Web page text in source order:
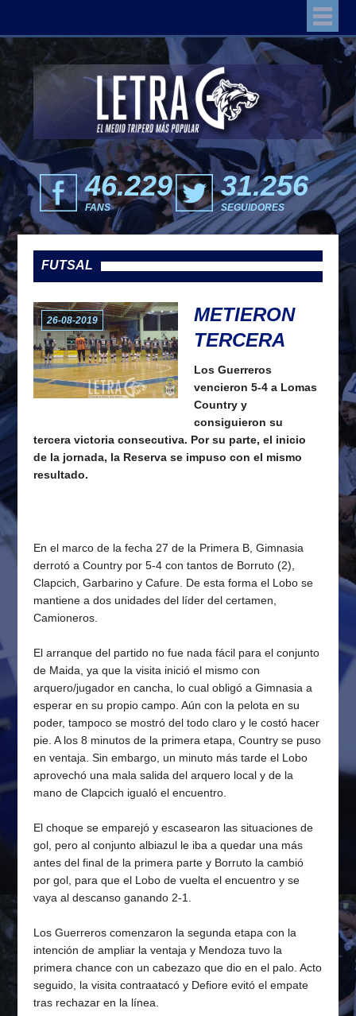
46.229
FANS
31.256
SEGUIDORES
FUTSAL
26-08-2019
METIERON
TERCERA
Los Guerreros
vencieron 5-4 a Lomas
Country y
consiguieron su
tercera victoria consecutiva. Por su parte, el inicio
de la jornada, la Reserva se impuso con el mismo
resultado.
En el marco de la fecha 27 de la Primera B, Gimnasia
derrotó a Country por 5-4 con tantos de Borruto (2),
Clapcich, Garbarino y Cafure. De esta forma el Lobo se
mantiene a dos unidades del líder del certamen,
Camioneros.
El arranque del partido no fue nada fácil para el conjunto
de Maida, ya que la visita inició el mismo con
arquero/jugador en cancha, lo cual obligó a Gimnasia a
esperar en su propio campo. Aún con la pelota en su
poder, tampoco se mostró del todo claro y le costó hacer
pie. A los 8 minutos de la primera etapa, Country se puso
en ventaja. Sin embargo, un minuto más tarde el Lobo
aprovechó una mala salida del arquero local y de la
mano de Clapcich igualó el encuentro.
El choque se emparejó y escasearon las situaciones de
gol, pero al conjunto albiazul le iba a quedar una más
antes del final de la primera parte y Borruto la cambió
por gol, para que el Lobo de vuelta el encuentro y se
vaya al descanso ganando 2-1.
Los Guerreros comenzaron la segunda etapa con la
intención de ampliar la ventaja y Mendoza tuvo la
primera chance con un cabezazo que dio en el palo. Acto
seguido, la visita contraatacó y Defiore evitó el empate
tras rechazar en la línea.